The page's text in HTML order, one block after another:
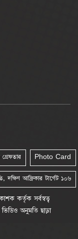
Photo Card
দক্ষিণ আফ্রিকার টার্গেট ১০৬
কর্তৃক সর্বস্বত্ব
অনুমতি ছাড়া